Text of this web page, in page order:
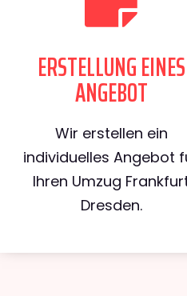
ERSTELLUNG EINES
ANGEBOT
Wir erstellen ein
individuelles Angebot
Ihren Umzug
Dresden.